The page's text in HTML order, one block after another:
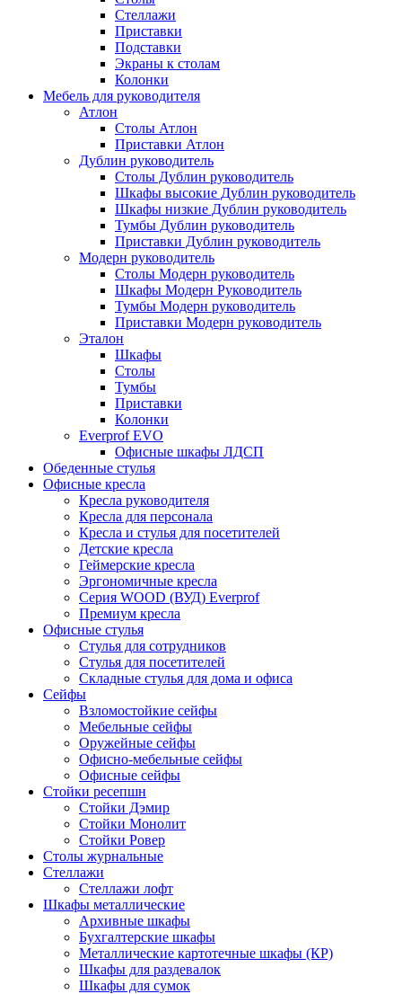
Стеллажи
Приставки
Подставки
Экраны к столам
Колонки
Мебель для руководителя
Атлон
Столы Атлон
Приставки Атлон
Дублин руководитель
Столы Дублин руководитель
Шкафы высокие Дублин руководитель
Шкафы низкие Дублин руководитель
Тумбы Дублин руководитель
Приставки Дублин руководитель
Модерн руководитель
Столы Модерн руководитель
Шкафы Модерн Руководитель
Тумбы Модерн руководитель
Приставки Модерн руководитель
Эталон
Шкафы
Столы
Тумбы
Приставки
Колонки
Everprof EVO
Офисные шкафы ЛДСП
Обеденные стулья
Офисные кресла
Кресла руководителя
Кресла для персонала
Кресла и стулья для посетителей
Детские кресла
Геймерские кресла
Эргономичные кресла
Серия WOOD (ВУД) Everprof
Премиум кресла
Офисные стулья
Стулья для сотрудников
Стулья для посетителей
Складные стулья для дома и офиса
Сейфы
Взломостойкие сейфы
Мебельные сейфы
Оружейные сейфы
Офисно-мебельные сейфы
Офисные сейфы
Стойки ресепшн
Стойки Дэмир
Стойки Монолит
Стойки Ровер
Столы журнальные
Стеллажи
Стеллажи лофт
Шкафы металлические
Архивные шкафы
Бухгалтерские шкафы
Металлические картотечные шкафы (КР)
Шкафы для раздевалок
Шкафы для сумок